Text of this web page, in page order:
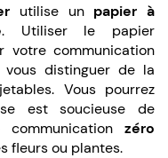
utilise un papier à
. Utiliser le papier
votre communication
distinguer de la
Vous pourrez
est soucieuse de
zéro
fleurs ou plantes.